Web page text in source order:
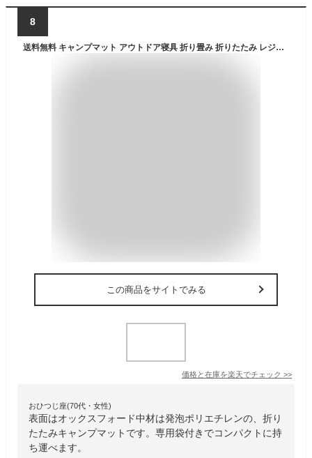
8
送料無料 キャンプマット アウトドア寝具 折り畳み 折りたたみ レジャーシート クッション コンパクト ポータブル 携帯 収納袋付 軽量 シングル ピクニック ヨガ 仮眠 車中泊 昼寝 旅行 バーベキュー 屋外 屋内 お花見 運動会 防災 スリーピングマット ジャバラ ブルー グレ
この商品をサイトでみる
価格と在庫を楽天でチェック >>
おひつじ座(70代・女性)
表面はオックスフォード中材は発泡ポリエチレンの、折り
たたみキャンプマットです。専用袋付きでコンパクトに持
ち運べます。